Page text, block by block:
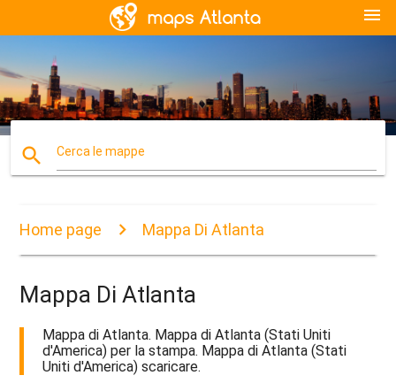
menu
search Cerca le mappe
Home page Mappa Di Atlanta
Mappa Di Atlanta
Mappa di Atlanta. Mappa di Atlanta (Stati Uniti
d'America) per la stampa. Mappa di Atlanta (Stati
Uniti d'America) scaricare.